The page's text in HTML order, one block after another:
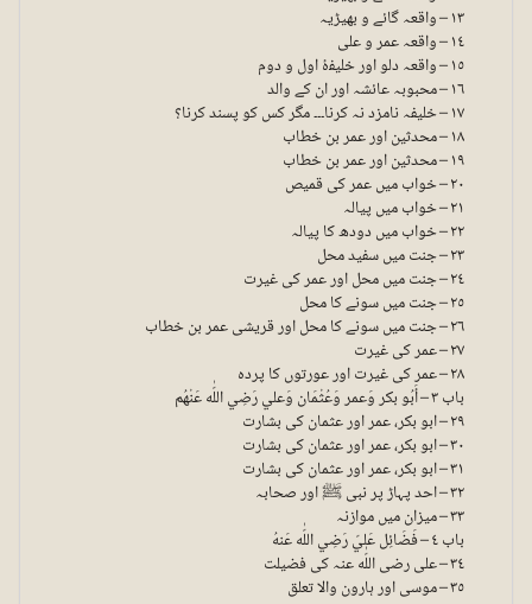
١٣ – واقعہ گائے و بھیڑیہ
١٤ – واقعہ عمر و علی
١٥ – واقعہ دلو اور خلیفۂ اول و دوم
١٦ – محبوبہ عائشہ اور ان کے والد
١٧ – خلیفہ نامزد نہ کرنا۔۔۔ مگر کس کو پسند کرنا؟
١٨ – محدثین اور عمر بن خطاب
١٩ – محدثین اور عمر بن خطاب
٢٠ – خواب میں عمر کی قمیص
٢١ – خواب میں پیالہ
٢٢ – خواب میں دودھ کا پیالہ
٢٣ – جنت میں سفید محل
٢٤ – جنت میں محل اور عمر کی غیرت
٢٥ – جنت میں سونے کا محل
٢٦ – جنت میں سونے کا محل اور قریشی عمر بن خطاب
٢٧ – عمر کی غیرت
٢٨ – عمر کی غیرت اور عورتوں کا پردہ
باب ٣ – أَبُو بكر وَعمر وَعُثْمَان وَعلي رَضِي اللّٰه عَنْهُم
٢٩ – ابو بکر، عمر اور عثمان کی بشارت
٣٠ – ابو بکر، عمر اور عثمان کی بشارت
٣١ – ابو بکر، عمر اور عثمان کی بشارت
٣٢ – احد پہاڑ پر نبی ﷺ اور صحابہ
٣٣ – میزان میں موازنہ
باب ٤ – فَضَائِل عَليّ رَضِي اللّٰه عَنهُ
٣٤ – علی رضی اللّٰه عنہ کی فضیلت
٣٥ – موسی اور ہارون والا تعلق